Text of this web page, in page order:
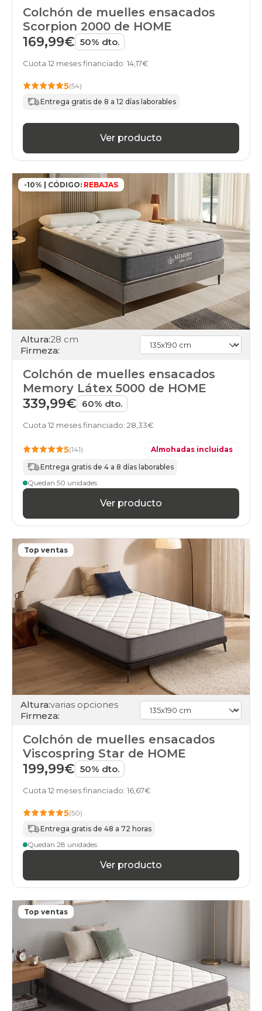
gama-
gold
diamond
buenos
precio
en-
oferta
financiados
colchones
gama-
alta
colchones
individuales
colchones
online
Colchón de muelles ensacados
Scorpion 2000 de HOME
169,99€ 50% dto.
Cuota 12 meses financiado: 14,17€
5(54)
Entrega gratis de 8 a 12 días laborables
Ver producto
-10% | CÓDIGO: REBAJAS
Altura:28 cm
Firmeza:
Colchón de muelles ensacados
Memory Látex 5000 de HOME
339,99€ 60% dto.
Cuota 12 meses financiado: 28,33€
5(141) Almohadas incluidas
Entrega gratis de 4 a 8 días laborables
Quedan 50 unidades
Ver producto
Top ventas
Altura:varias opciones
Firmeza:
Colchón de muelles ensacados
Viscospring Star de HOME
199,99€ 50% dto.
Cuota 12 meses financiado: 16,67€
5(50)
Entrega gratis de 48 a 72 horas
Quedan 28 unidades
Ver producto
Top ventas